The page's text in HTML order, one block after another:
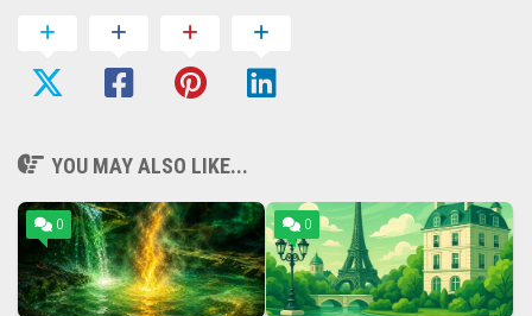
YOU MAY ALSO LIKE...
0 0